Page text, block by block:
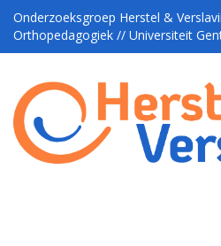
Onderzoeksgroep Herstel &
Orthopedagogiek // Universiteit